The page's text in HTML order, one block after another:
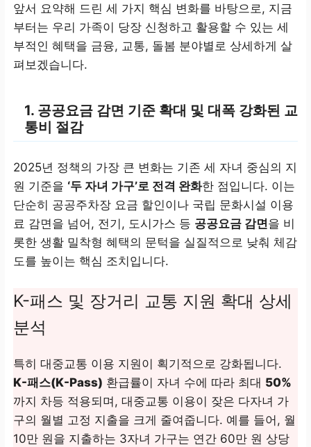
앞서 요약해 드린 세 가지 핵심 변화를 바탕으로, 지금
부터는 우리 가족이 당장 신청하고 활용할 수 있는 세
부적인 혜택을 금융, 교통, 돌봄 분야별로 상세하게 살
펴보겠습니다.
1. 공공요금 감면 기준 확대 및 대폭 강화된 교
통비 절감
2025년 정책의 가장 큰 변화는 기존 세 자녀 중심의 지
원 기준을 ‘두 자녀 가구’로 전격 완화한 점입니다. 이는
단순히 공공주차장 요금 할인이나 국립 문화시설 이용
료 감면을 넘어, 전기, 도시가스 등 공공요금 감면을 비
롯한 생활 밀착형 혜택의 문턱을 실질적으로 낮춰 체감
도를 높이는 핵심 조치입니다.
K-패스 및 장거리 교통 지원 확대 상세
분석
특히 대중교통 이용 지원이 획기적으로 강화됩니다.
K-패스(K-Pass) 환급률이 자녀 수에 따라 최대 50%
까지 차등 적용되며, 대중교통 이용이 잦은 다자녀 가
구의 월별 고정 지출을 크게 줄여줍니다. 예를 들어, 월
10만 원을 지출하는 3자녀 가구는 연간 60만 원 상당